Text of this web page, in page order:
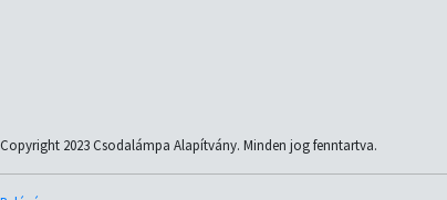
Copyright 2023 Csodalámpa Alapítvány. Minden jog fenntartva.